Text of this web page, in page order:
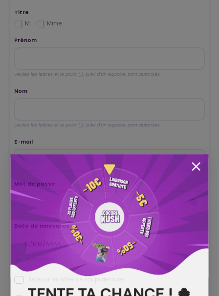
Titre
M. Mme
Prénom
Seules les lettres et le point (.), suivi d'un espace, sont autorisés.
Nom
Seules les lettres et le point (.), suivi d'un espace, sont autorisés.
E-mail
Mot de passe
Date de naissance
(Ex. : 31/05/1970)
TENTE TA CHANCE ! 🍀